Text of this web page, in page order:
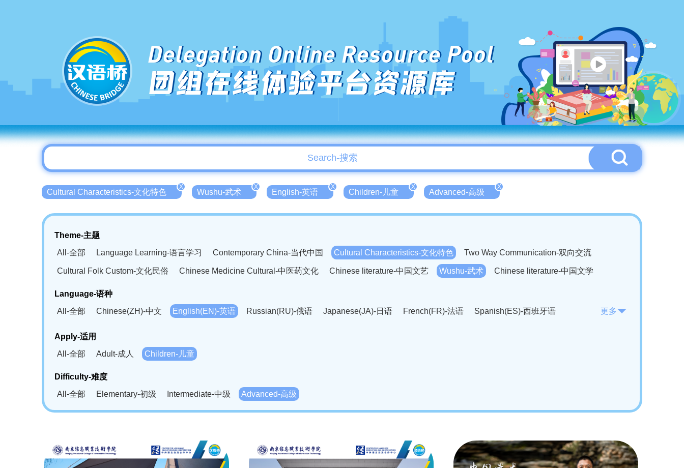
Delegation Online Resource Pool
团组在线体验平台资源库
Cultural Characteristics-文化特色
X
Wushu-武术
X
English-英语
X
Children-儿童
X
Advanced-高级
X
Theme-主题
All-全部
Language Learning-语言学习 Contemporary China-当代中国 Cultural Characteristics-文化特色 Two Way Communication-双向交流
Cultural Folk Custom-文化民俗 Chinese Medicine Cultural-中医药文化 Chinese literature-中国文艺 Wushu-武术 Chinese literature-中国文学
Language-语种
All-全部
Chinese(ZH)-中文 English(EN)-英语 Russian(RU)-俄语 Japanese(JA)-日语 French(FR)-法语
Spanish(ES)-西班牙语
Bahasa Melayu(MS)-马来语
Swahili(SW)-斯瓦西里语
Kampuchea(KH)-柬埔寨语
更多
Apply-适用
All-全部
Adult-成人 Children-儿童
Difficulty-难度
All-全部
Elementary-初级 Intermediate-中级 Advanced-高级